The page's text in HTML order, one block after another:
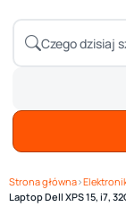
Strona główna›
Laptop Dell XPS 15, i7,